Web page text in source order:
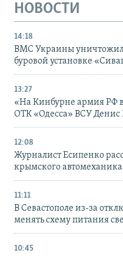
НОВОСТИ
14:18
ВМС Украины
буровой установке
13:27
«На Кинбурне армия РФ
ОТК «Одесса» ВСУ Денис
12:08
Журналист Есипенко
крымского
11:11
В Севастополе из-за
менять схему питания
10:45